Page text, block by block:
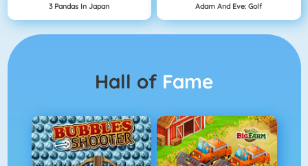
3 Pandas In Japan Adam And Eve: Golf
Hall of Fame